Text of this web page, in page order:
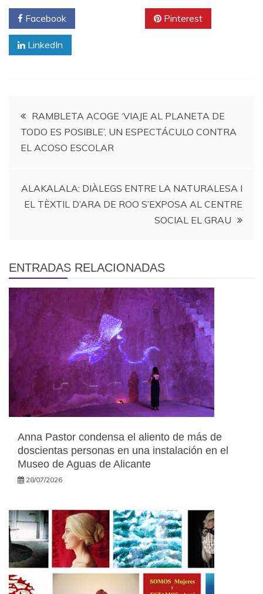
Facebook Pinterest
LinkedIn
Navegación
de
RAMBLETA ACOGE ‘VIAJE AL PLANETA DE
TODO ES POSIBLE’, UN ESPECTÁCULO CONTRA
EL ACOSO ESCOLAR
ALAKALALA: DIÀLEGS ENTRE LA NATURALESA I
EL TÈXTIL D’ARA DE ROO S’EXPOSA AL CENTRE
SOCIAL EL GRAU
ENTRADAS RELACIONADAS
Anna Pastor condensa el aliento de más de
doscientas personas en una instalación en el
Museo de Aguas de Alicante
28/07/2026